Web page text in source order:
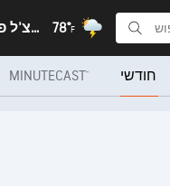
Lanj Khas, הימצ'ל פרדש 78°F
MINUTECAST® חודשי